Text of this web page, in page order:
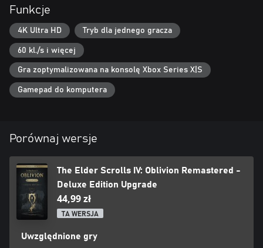
Oblivion Remastered Deluxe Edition* i odbierz następujące
elementy:
• Nowe zadania, w których można zdobyć wyjątkowe cyfrowe
zestawy pancerza, uzbrojenia i zbroi dla koni Akatosha i
Mehrunesa Dagona
• Aplikacja z cyfrowym albumem z grafikami i ścieżką dźwiękową
*Wymagana podstawowa wersja gry, sprzedawana osobno
Funkcje
4K Ultra HD Tryb dla jednego gracza
60 kl./s i więcej
Gra zoptymalizowana na konsolę Xbox Series X|S
Gamepad do komputera
Porównaj wersje
The Elder Scrolls IV: Oblivion Remastered -
Deluxe Edition Upgrade
44,99 zł
TA WERSJA
Uwzględnione gry